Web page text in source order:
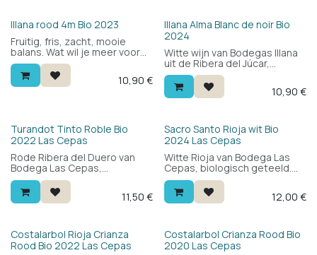
zonder poespas. veel wijn voor je geld.
Bio
Illana rood 4m Bio 2023
Fruitig, fris, zacht, mooie
balans. Wat wil je meer voor
de prijs. Bobal, Syrah en
Tempranillo zorgen voor een
lekkere rode wijn met top10,90 €
Bio
Illana Alma Blanc de noir Bio
2024
Witte wijn van Bodegas Illana
uit de Ribera del Júcar,
biologisch geteeld op 750m
hoogte. Blend van sauvignon
blanc en bobal blanc de noir:
volle mond. Een verrassende
Spaanse witte wijn.
10,90 €
Bio
Turandot Tinto Roble Bio
2022 Las Cepas
Rode Ribera del Duero van
Bodega Las Cepas,
biologisch geteeld. 100%
tempranillo, kort gerijpt op
eikenhout: fruitig en vlot
Spaanse rode wijn voor elke
gelegenheid.
11,50 €
Bio
Sacro Santo Rioja wit Bio
2024 Las Cepas
Witte Rioja van Bodega Las
Cepas, biologisch geteeld.
100% Maturana Blanca: fris en
krachtig met een mooie
balans en een subtiele notige
je geld.
12,00 €
Bio
Costalarbol Rioja Crianza
Rood Bio 2022 Las Cepas
Bio
Costalarbol Crianza Rood Bio
2020 Las Cepas